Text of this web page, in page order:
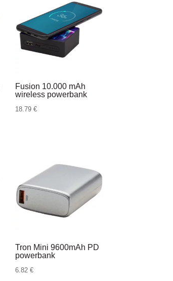
Fusion 10.000 mAh
wireless powerbank
18.79 €
Tron Mini 9600mAh PD
powerbank
6.82 €